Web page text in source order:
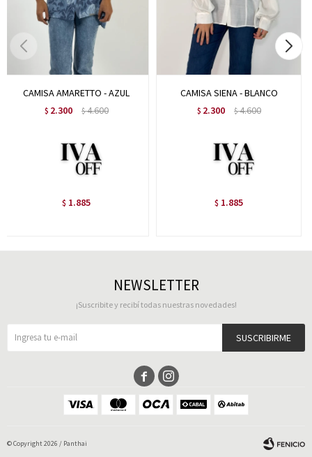
CAMISA AMARETTO - AZUL
$ 2.300 $4.600
$ 1.885
CAMISA SIENA - BLANCO
$ 2.300 $4.600
$ 1.885
NEWSLETTER
¡Suscribite y recibí todas nuestras novedades!
SUSCRIBIRME
 
© Copyright 2026 / Panthai